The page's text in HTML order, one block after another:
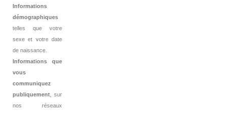
Informations
démographiques
telles que votre
sexe et votre date
de naissance.
Informations que
vous
communiquez
publiquement , sur
nos réseaux